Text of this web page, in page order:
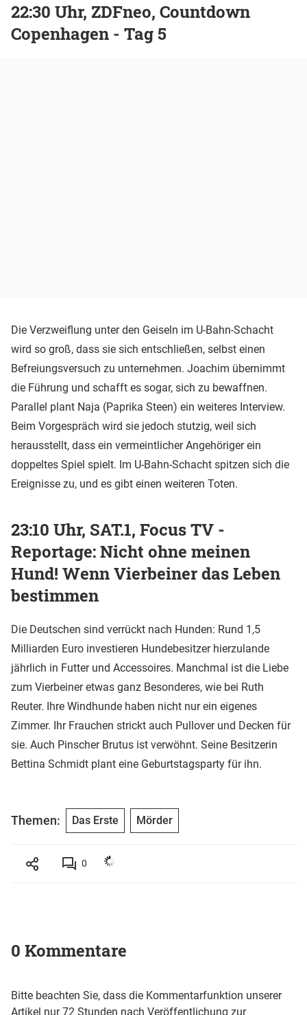
22:30 Uhr, ZDFneo, Countdown
Copenhagen - Tag 5
Die Verzweiflung unter den Geiseln im U-Bahn-Schacht
wird so groß, dass sie sich entschließen, selbst einen
Befreiungsversuch zu unternehmen. Joachim übernimmt
die Führung und schafft es sogar, sich zu bewaffnen.
Parallel plant Naja (Paprika Steen) ein weiteres Interview.
Beim Vorgespräch wird sie jedoch stutzig, weil sich
herausstellt, dass ein vermeintlicher Angehöriger ein
doppeltes Spiel spielt. Im U-Bahn-Schacht spitzen sich die
Ereignisse zu, und es gibt einen weiteren Toten.
23:10 Uhr, SAT.1, Focus TV -
Reportage: Nicht ohne meinen
Hund! Wenn Vierbeiner das Leben
bestimmen
Die Deutschen sind verrückt nach Hunden: Rund 1,5
Milliarden Euro investieren Hundebesitzer hierzulande
jährlich in Futter und Accessoires. Manchmal ist die Liebe
zum Vierbeiner etwas ganz Besonderes, wie bei Ruth
Reuter. Ihre Windhunde haben nicht nur ein eigenes
Zimmer. Ihr Frauchen strickt auch Pullover und Decken für
sie. Auch Pinscher Brutus ist verwöhnt. Seine Besitzerin
Bettina Schmidt plant eine Geburtstagsparty für ihn.
Themen: Das Erste Mörder
0
0 Kommentare
Bitte beachten Sie, dass die Kommentarfunktion unserer
Artikel nur 72 Stunden nach Veröffentlichung zur